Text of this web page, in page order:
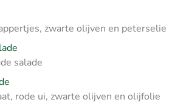
zwarte olijven en peterselie
salade
rode ui, zwarte olijven en olijfolie